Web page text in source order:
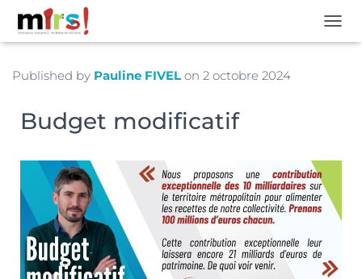
Published by Pauline FIVEL on 2 octobre 2024
Budget modificatif